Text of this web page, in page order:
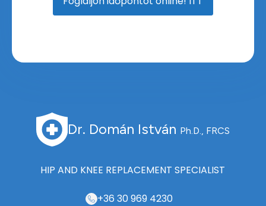
Dr. Domán István Ph.D., FRCS
HIP AND KNEE REPLACEMENT SPECIALIST
+36 30 969 4230